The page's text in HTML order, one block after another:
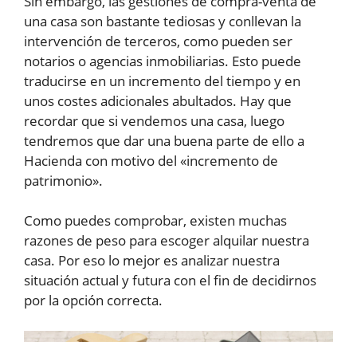
una casa son bastante tediosas y conllevan la
intervención de terceros, como pueden ser
notarios o agencias inmobiliarias. Esto puede
traducirse en un incremento del tiempo y en
unos costes adicionales abultados. Hay que
recordar que si vendemos una casa, luego
tendremos que dar una buena parte de ello a
Hacienda con motivo del «incremento de
patrimonio».
Como puedes comprobar, existen muchas
razones de peso para escoger alquilar nuestra
casa. Por eso lo mejor es analizar nuestra
situación actual y futura con el fin de decidirnos
por la opción correcta.